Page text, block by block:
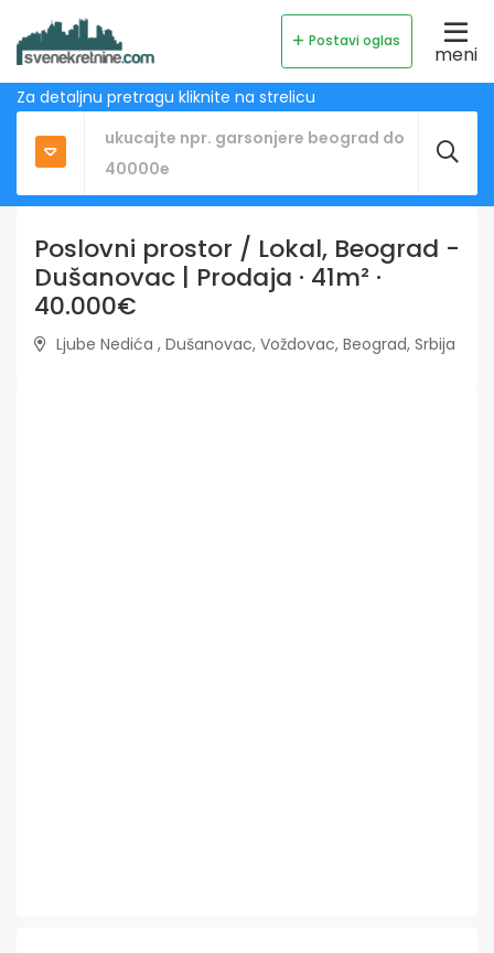
Postavi oglas
meni
Za detaljnu pretragu kliknite na strelicu
Poslovni prostor / Lokal, Beograd -
Dušanovac | Prodaja · 41m² ·
40.000€
Ljube Nedića , Dušanovac, Voždovac, Beograd, Srbija